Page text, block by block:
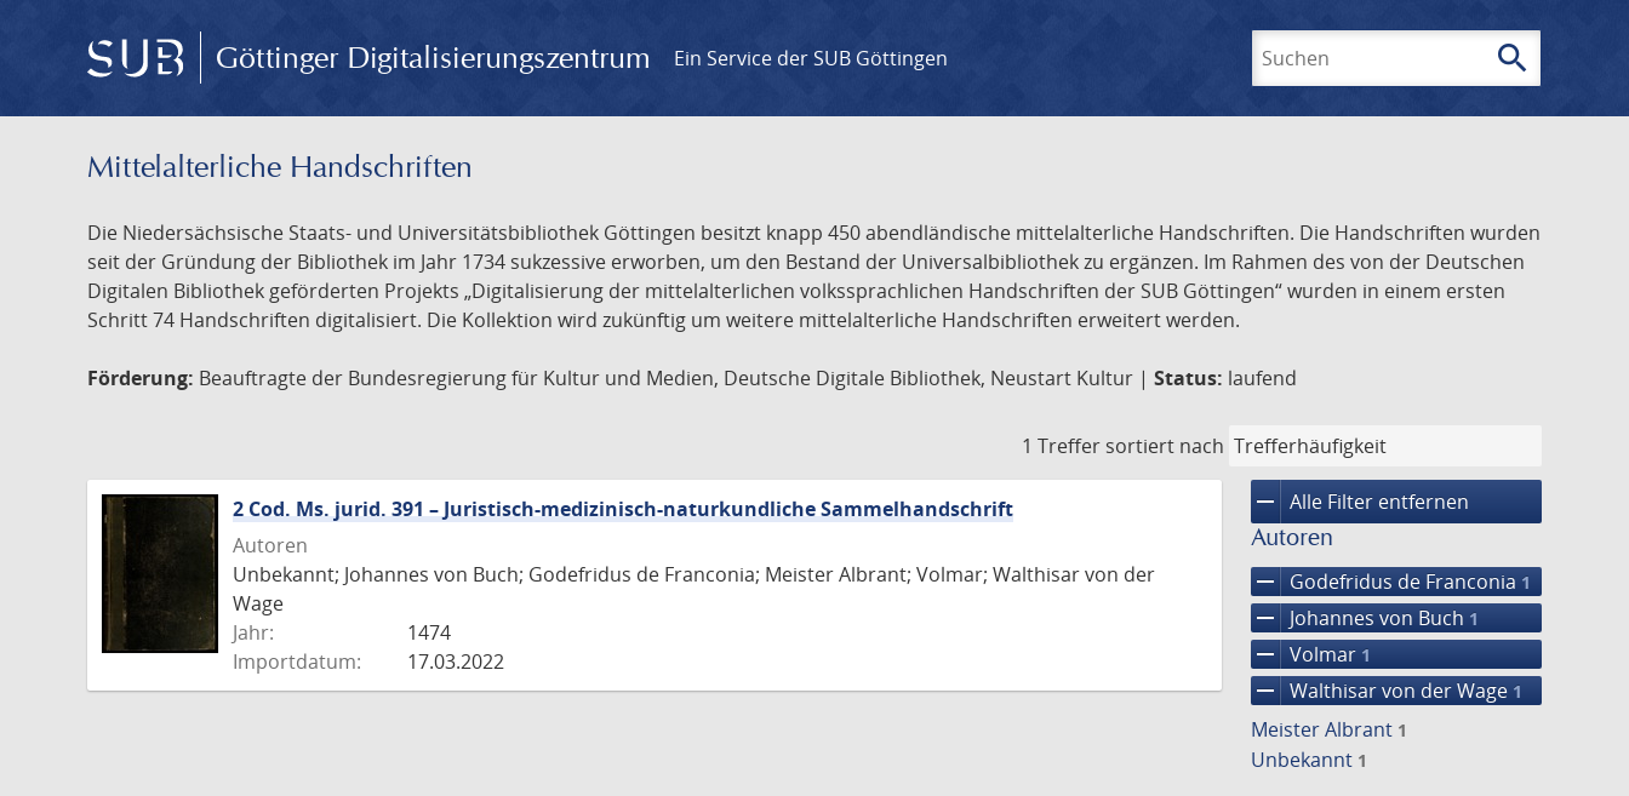
Göttinger Digitalisierungszentrum Ein Service der SUB Göttingen search
Mittelalterliche Handschriften
Die Niedersächsische Staats- und Universitätsbibliothek Göttingen besitzt knapp 450 abendländische mittelalterliche Handschriften. Die Handschriften wurden
seit der Gründung der Bibliothek im Jahr 1734 sukzessive erworben, um den Bestand der Universalbibliothek zu ergänzen. Im Rahmen des von der Deutschen
Digitalen Bibliothek geförderten Projekts „Digitalisierung der mittelalterlichen volkssprachlichen Handschriften der SUB Göttingen“ wurden in einem ersten
Schritt 74 Handschriften digitalisiert. Die Kollektion wird zukünftig um weitere mittelalterliche Handschriften erweitert werden.
Förderung: Beauftragte der Bundesregierung für Kultur und Medien, Deutsche Digitale Bibliothek, Neustart Kultur | Status: laufend
1 Treffer sortiert nach
remove Alle Filter entfernen
Autoren
remove Godefridus de Franconia 1
remove Johannes von Buch 1
remove Volmar 1
remove Walthisar von der Wage 1
Meister Albrant 1
Unbekannt 1
2 Cod. Ms. jurid. 391 – Juristisch-medizinisch-naturkundliche Sammelhandschrift
Autoren
Unbekannt; Johannes von Buch; Godefridus de Franconia; Meister Albrant; Volmar; Walthisar von der
Wage
Jahr:
1474
Importdatum:
17.03.2022